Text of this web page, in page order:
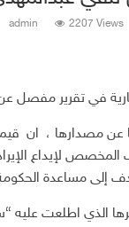
admin 2207 Views
في تقرير مفصل
، ان قيمة
إلى مساعدة
الذي اطلعت عليه